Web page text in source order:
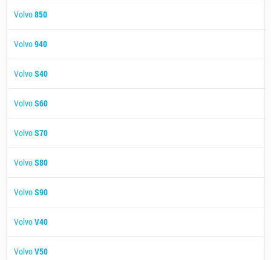
Volvo850
Volvo940
VolvoS40
VolvoS60
VolvoS70
VolvoS80
VolvoS90
VolvoV40
VolvoV50